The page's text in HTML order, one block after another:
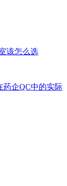
该怎么选
药企QC中的实际